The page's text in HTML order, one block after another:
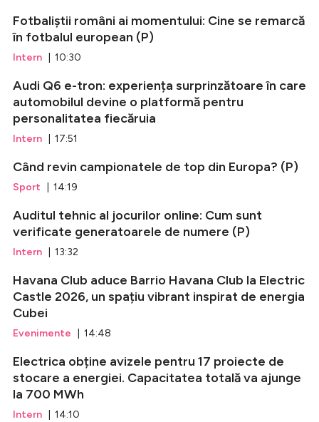
Fotbaliștii români ai momentului: Cine se remarcă
în fotbalul european (P)
Intern | 10:30
Audi Q6 e-tron: experiența surprinzătoare în care
automobilul devine o platformă pentru
personalitatea fiecăruia
Intern | 17:51
Când revin campionatele de top din Europa? (P)
Sport | 14:19
Auditul tehnic al jocurilor online: Cum sunt
verificate generatoarele de numere (P)
Intern | 13:32
Havana Club aduce Barrio Havana Club la Electric
Castle 2026, un spațiu vibrant inspirat de energia
Cubei
Evenimente | 14:48
Electrica obține avizele pentru 17 proiecte de
stocare a energiei. Capacitatea totală va ajunge
la 700 MWh
Intern | 14:10